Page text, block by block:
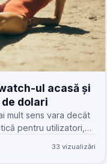
ul acasă și
de dolari
mult sens vara decât
pentru utilizatori,
33 vizualizări